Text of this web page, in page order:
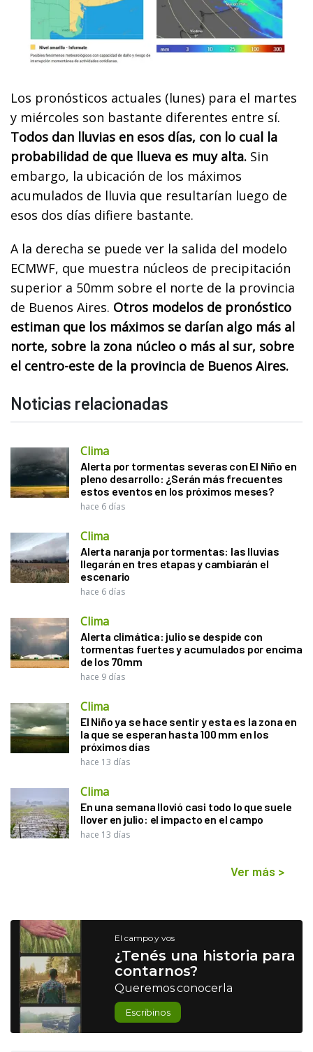
Los pronósticos actuales (lunes) para el martes
y miércoles son bastante diferentes entre sí.
Todos dan lluvias en esos días, con lo cual la
probabilidad de que llueva es muy alta. Sin
embargo, la ubicación de los máximos
acumulados de lluvia que resultarían luego de
esos dos días difiere bastante.
A la derecha se puede ver la salida del modelo
ECMWF, que muestra núcleos de precipitación
superior a 50mm sobre el norte de la provincia
de Buenos Aires. Otros modelos de pronóstico
estiman que los máximos se darían algo más al
norte, sobre la zona núcleo o más al sur, sobre
el centro-este de la provincia de Buenos Aires.
Noticias relacionadas
Clima
Alerta por tormentas severas con El Niño en
pleno desarrollo: ¿Serán más frecuentes
estos eventos en los próximos meses?
hace 6 días
Clima
Alerta naranja por tormentas: las lluvias
llegarán en tres etapas y cambiarán el
escenario
hace 6 días
Clima
Alerta climática: julio se despide con
tormentas fuertes y acumulados por encima
de los 70mm
hace 9 días
Clima
El Niño ya se hace sentir y esta es la zona en
la que se esperan hasta 100 mm en los
próximos días
hace 13 días
Clima
En una semana llovió casi todo lo que suele
llover en julio: el impacto en el campo
hace 13 días
Ver más >
El campo y vos
¿Tenés una historia para
contarnos?
Queremos conocerla
Escribinos